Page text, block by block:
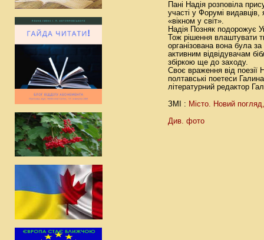
Пані Надія розповіла
участі у Форумі видавців,
«вікном у світ».
Надія Позняк подорожує
Тож рішення влаштувати
організована вона була
активним відвідувачам
збіркою ще до заходу.
Своє враження від поезії
полтавські поетеси
літературний редактор
ЗМІ : Місто. Новий погляд,
Див. фото